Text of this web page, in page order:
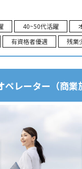
40~50代活躍
有資格者優遇 残業
ペレーター（商